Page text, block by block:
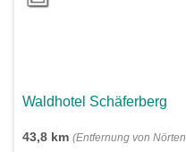
Waldhotel Schäferberg
43,8 km (Entfernung von